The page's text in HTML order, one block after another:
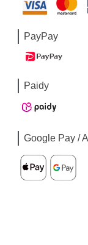
PayPay
Paidy
Google Pay /